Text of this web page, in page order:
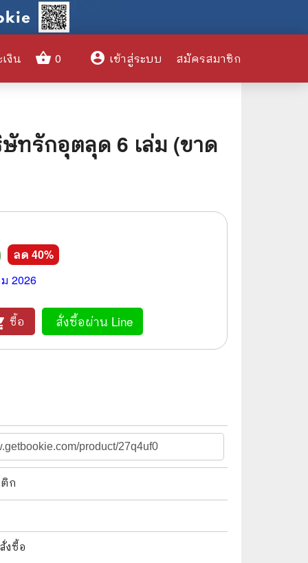
ทรักอุตลุด 6 เล่ม (ขาด
ลด 40%
2026
ซื้อ สั่งซื้อผ่าน Line
ก
งซื้อ
งิน shopping_basket 0 account_circle เข้าสู่ระบบ สมัครสมาชิก
🌎 International Books
🤹‍♀️ Humor & Entertainment
🏝️ Survival & Emergency
Preparedness
🦸‍♂️ Comics & Graphic Novels
🌠 Astrology
⛪ Religion
🏋️‍♂️ Health and Well-Being
🤳 Social Science